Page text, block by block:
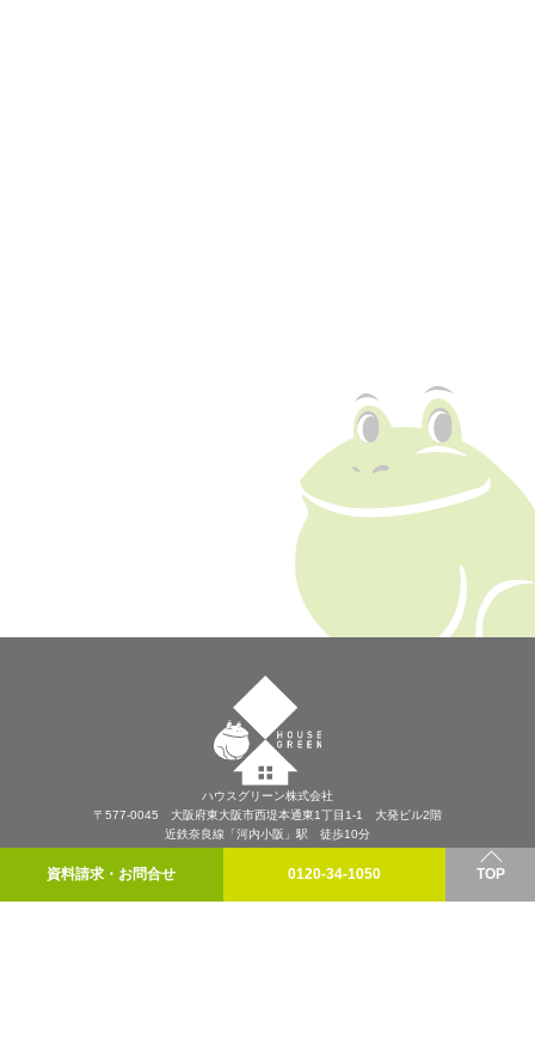
資料請求・お問合せ 0120-34-1050 TOP
ハウスグリーン株式会社
〒577-0045 大阪府東大阪市西堤本通東1丁目1-1 大発ビル2階
近鉄奈良線「河内小阪」駅 徒歩10分